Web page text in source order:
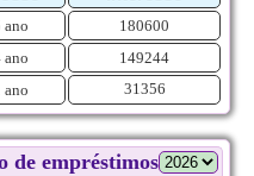
ano 180600
ano 149244
ano 31356
de empréstimos